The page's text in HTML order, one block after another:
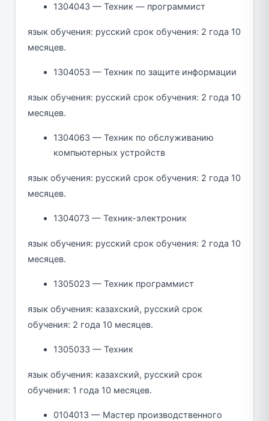
1304043 — Техник — программист
язык обучения: русский срок обучения: 2 года 10
месяцев.
1304053 — Техник по защите информации
язык обучения: русский срок обучения: 2 года 10
месяцев.
1304063 — Техник по обслуживанию
компьютерных устройств
язык обучения: русский срок обучения: 2 года 10
месяцев.
1304073 — Техник-электроник
язык обучения: русский срок обучения: 2 года 10
месяцев.
1305023 — Техник программист
язык обучения: казахский, русский срок
обучения: 2 года 10 месяцев.
1305033 — Техник
язык обучения: казахский, русский срок
обучения: 1 года 10 месяцев.
0104013 — Мастер производственного